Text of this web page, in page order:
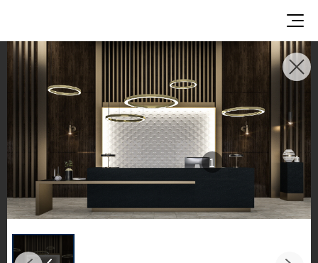
1
使用イメージ
美しい商業施設や住宅空間で、LX Hausysのサーフ
ェスが織りなすインスピレーションあふれる空間
とデザイン提案をご覧ください。
キッチンやバスルームなどの主要スペースで、HIM
ACS ソリッドサーフェス、TERACANTO ポーセリ
ン、そして HFLOR フローリングの魅力的な施工例